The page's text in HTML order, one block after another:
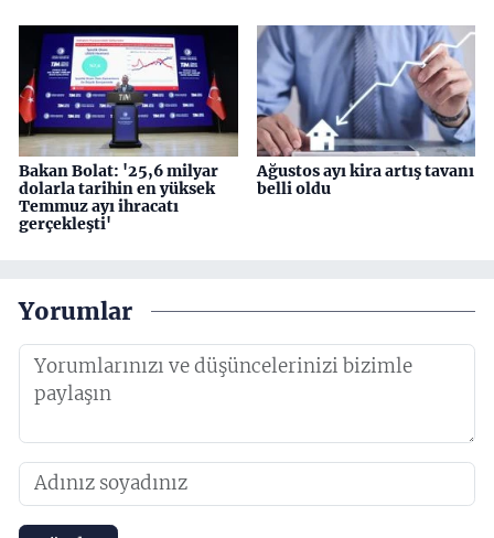
Bakan Bolat: '25,6 milyar
dolarla tarihin en yüksek
Temmuz ayı ihracatı
gerçekleşti'
Ağustos ayı kira artış tavanı
belli oldu
Yorumlar